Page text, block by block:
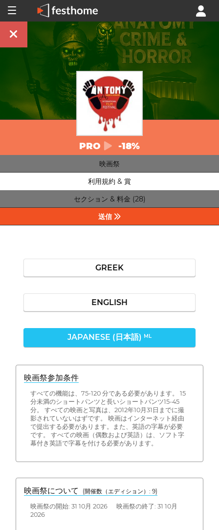
PRO -18%
映画祭
利用規約 & 賞
セクション & 料金 (28)
送信
GREEK
ENGLISH
JAPANESE (日本語) ML
映画祭参加条件
すべての機能は、75-120 分である必要があります。 15
分未満のショートパンツと長いショートパンツ15-45
分。 すべての映画と写真は、2012年10月31日までに撮
影されていないはずです。 映画はインターネット経由
で提出する必要があります。また、英語の字幕が必要
です。 すべての映画（偶数および英語）は、ソフト字
幕付き英語で字幕を付ける必要があります。
映画祭について (開催数（エディション）: 9)
映画祭の開始: 31 10月 2026 映画祭の終了: 31 10月
2026